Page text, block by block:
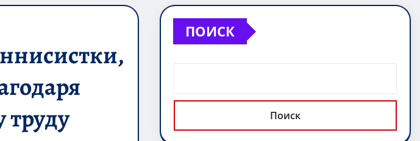
ПОИСК
Поиск